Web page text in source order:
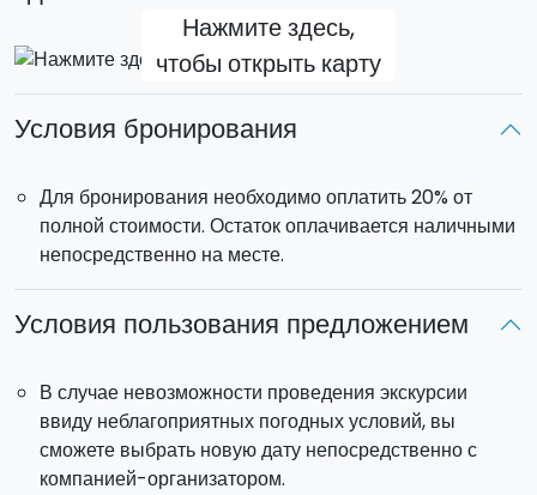
Нажмите здесь,
чтобы открыть карту
Условия бронирования
Для бронирования необходимо оплатить 20% от
полной стоимости. Остаток оплачивается наличными
непосредственно на месте.
Условия пользования предложением
В случае невозможности проведения экскурсии
ввиду неблагоприятных погодных условий, вы
сможете выбрать новую дату непосредственно с
компанией-организатором.